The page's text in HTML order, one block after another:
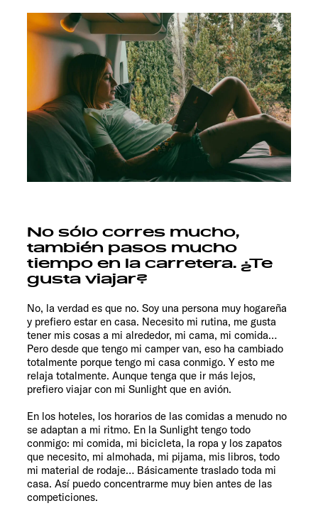
No sólo corres mucho,
también pasos mucho
tiempo en la carretera. ¿Te
gusta viajar?
No, la verdad es que no. Soy una persona muy hogareña
y prefiero estar en casa. Necesito mi rutina, me gusta
tener mis cosas a mi alrededor, mi cama, mi comida…
Pero desde que tengo mi camper van, eso ha cambiado
totalmente porque tengo mi casa conmigo. Y esto me
relaja totalmente. Aunque tenga que ir más lejos,
prefiero viajar con mi Sunlight que en avión.
En los hoteles, los horarios de las comidas a menudo no
se adaptan a mi ritmo. En la Sunlight tengo todo
conmigo: mi comida, mi bicicleta, la ropa y los zapatos
que necesito, mi almohada, mi pijama, mis libros, todo
mi material de rodaje… Básicamente traslado toda mi
casa. Así puedo concentrarme muy bien antes de las
competiciones.